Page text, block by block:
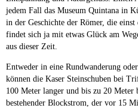
jedem Fall das Museum Quintana in
in der Geschichte der Römer, die
findet sich ja mit etwas Glück am
aus dieser Zeit.
Entweder in eine Rundwanderung
können die Kaser Steinschuben bei
100 Meter langer und bis zu 20 Meter
bestehender Blockstrom, der vor 15